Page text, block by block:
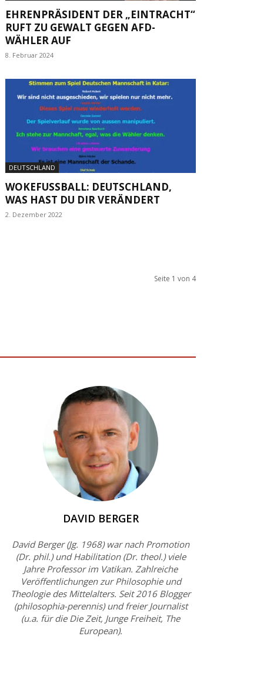
EHRENPRÄSIDENT DER „EINTRACHT“
RUFT ZU GEWALT GEGEN AFD-
WÄHLER AUF
8. Februar 2024
DEUTSCHLAND
WOKEFUSSBALL: DEUTSCHLAND, W
AS HAST DU DIR VERÄNDERT
2. Dezember 2022
Seite 1 von 4
DAVID BERGER
David Berger (Jg. 1968) war nach Promotion
(Dr. phil.) und Habilitation (Dr. theol.) viele
Jahre Professor im Vatikan. Zahlreiche
Veröffentlichungen zur Philosophie und
Theologie des Mittelalters. Seit 2016 Blogger
(philosophia-perennis) und freier Journalist
(u.a. für die Die Zeit, Junge Freiheit, The
European).